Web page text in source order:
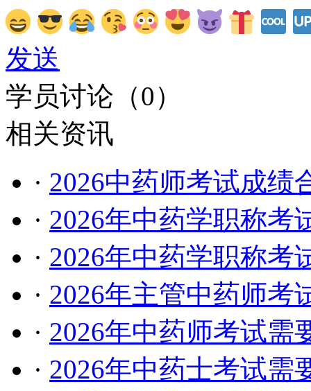
发送
学员讨论（0）
相关资讯
· 2026中药师考试成绩
· 2026年中药学职称考
· 2026年中药学职称考
· 2026年主管中药师考
· 2026年中药师考试需
· 2026年中药士考试需